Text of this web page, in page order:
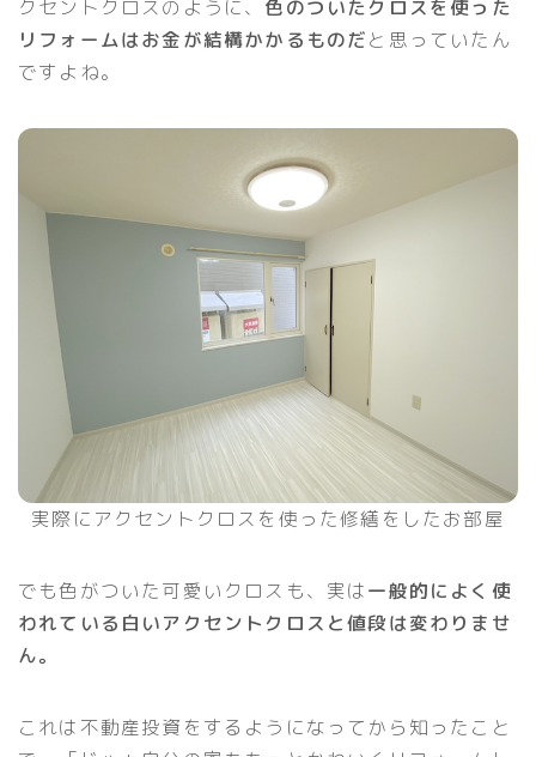
クセントクロスのように、 色のついたクロスを使った
リフォームはお金が結構かかるものだと思っていたん
ですよね。
実際にアクセントクロスを使った修繕をしたお部屋
でも色がついた可愛いクロスも、実は一般的によく使
われている白いアクセントクロスと値段は変わりませ
ん。
これは不動産投資をするようになってから知ったこと